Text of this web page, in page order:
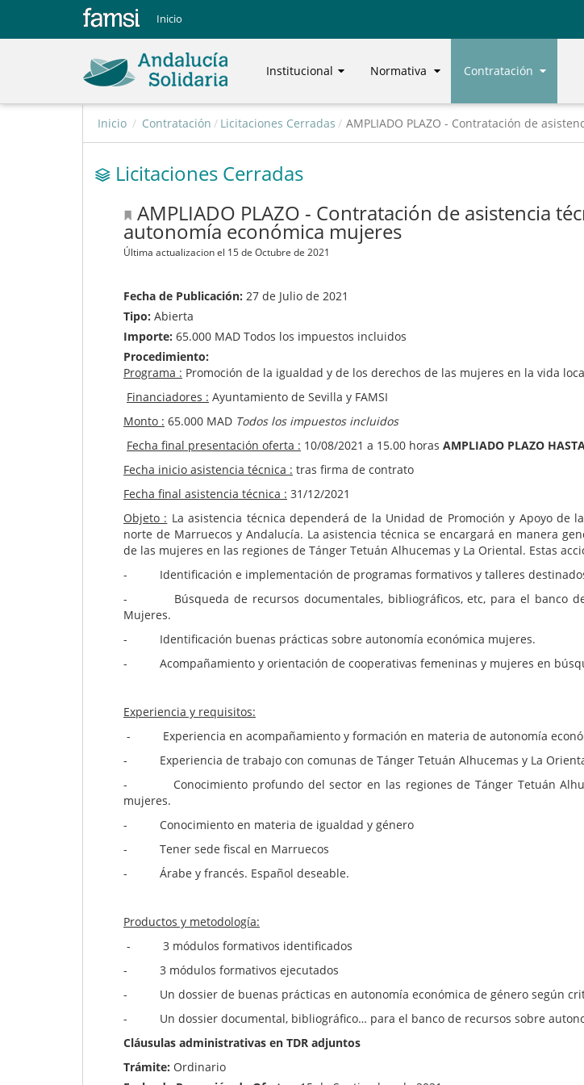
Inicio
Institucional Normativa Contratación
Inicio / Contratación / Licitaciones Cerradas / AMPLIADO PLAZO - Contratación de
Licitaciones Cerradas
AMPLIADO PLAZO - Contratación de asistencia
autonomía económica mujeres
Última actualizacion el 15 de Octubre de 2021
Fecha de Publicación: 27 de Julio de 2021
Tipo: Abierta
Importe: 65.000 MAD Todos los impuestos incluidos
Procedimiento:
Programa : Promoción de la igualdad y de los derechos de las mujeres en la vida
Financiadores : Ayuntamiento de Sevilla y FAMSI
Monto : 65.000 MAD Todos los impuestos incluidos
Fecha final presentación oferta : 10/08/2021 a 15.00 horas AMPLIADO PLAZO
Fecha inicio asistencia técnica : tras firma de contrato
Fecha final asistencia técnica : 31/12/2021
Objeto : La asistencia técnica dependerá de la Unidad de Promoción y Apoyo de
norte de Marruecos y Andalucía. La asistencia técnica se encargará en manera
de las mujeres en las regiones de Tánger Tetuán Alhucemas y La Oriental. Estas
- Identificación e implementación de programas formativos y talleres destinados
- Búsqueda de recursos documentales, bibliográficos, etc, para el banco de
Mujeres.
- Identificación buenas prácticas sobre autonomía económica mujeres.
- Acompañamiento y orientación de cooperativas femeninas y mujeres en
Experiencia y requisitos:
- Experiencia en acompañamiento y formación en materia de autonomía
- Experiencia de trabajo con comunas de Tánger Tetuán Alhucemas y La
- Conocimiento profundo del sector en las regiones de Tánger Tetuán
mujeres.
- Conocimiento en materia de igualdad y género
- Tener sede fiscal en Marruecos
- Árabe y francés. Español deseable.
Productos y metodología:
- 3 módulos formativos identificados
- 3 módulos formativos ejecutados
- Un dossier de buenas prácticas en autonomía económica de género según
- Un dossier documental, bibliográfico… para el banco de recursos sobre
Cláusulas administrativas en TDR adjuntos
Trámite: Ordinario